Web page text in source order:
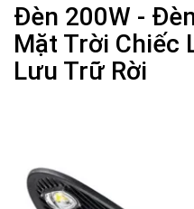
Đèn 200W -
Mặt Trời Chiếc
Lưu Trữ Rời